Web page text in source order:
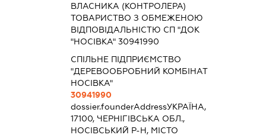
ВЛАСНИКА (КОНТРОЛЕРА)
ТОВАРИСТВО З ОБМЕЖЕНОЮ
ВІДПОВІДАЛЬНІСТЮ СП "ДОК
"НОСІВКА" 30941990
СПІЛЬНЕ ПІДПРИЄМСТВО
"ДЕРЕВООБРОБНИЙ КОМБІНАТ
НОСІВКА"
30941990
dossier.founderAddressУКРАЇНА,
17100, ЧЕРНІГІВСЬКА ОБЛ.,
НОСІВСЬКИЙ Р-Н, МІСТО